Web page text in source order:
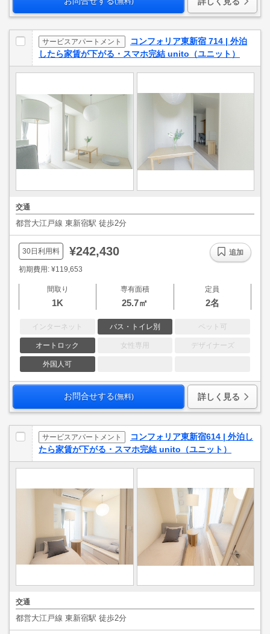
サービスアパートメント
コンフォリア東新宿 714 | 外泊
したら家賃が下がる・スマホ完結 unito（ユニット）
交通
都営大江戸線 東新宿駅 徒歩2分
30日利用料 ¥242,430
初期費用: ¥119,653
間取り
1K
専有面積
25.7㎡
定員
2名
インターネット バス・トイレ別 ペット可
オートロック 女性専用 デザイナーズ
外国人可
追加
お問合せする(無料) 詳しく見る
サービスアパートメント
コンフォリア東新宿614 | 外泊し
たら家賃が下がる・スマホ完結 unito（ユニット）
交通
都営大江戸線 東新宿駅 徒歩2分